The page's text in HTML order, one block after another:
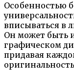
Особенностью
вписываться в
Он может быть
графическом
придавая